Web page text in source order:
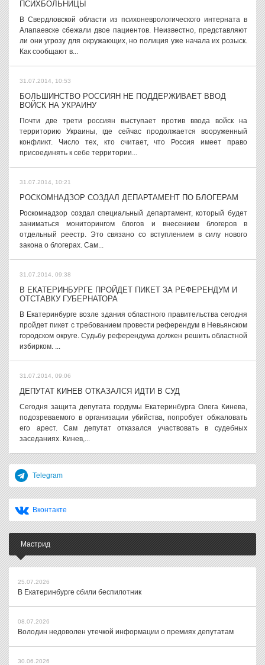
ПСИХБОЛЬНИЦЫ
В Свердловской области из психоневрологического интерната в
Алапаевске сбежали двое пациентов. Неизвестно, представляют
ли они угрозу для окружающих, но полиция уже начала их розыск.
Как сообщают в...
31.07.2014, 10:53
БОЛЬШИНСТВО РОССИЯН НЕ ПОДДЕРЖИВАЕТ ВВОД
ВОЙСК НА УКРАИНУ
Почти две трети россиян выступает против ввода войск на
территорию Украины, где сейчас продолжается вооруженный
конфликт. Число тех, кто считает, что Россия имеет право
присоединять к себе территории...
31.07.2014, 10:21
РОСКОМНАДЗОР СОЗДАЛ ДЕПАРТАМЕНТ ПО БЛОГЕРАМ
Роскомнадзор создал специальный департамент, который будет
заниматься мониторингом блогов и внесением блогеров в
отдельный реестр. Это связано со вступлением в силу нового
закона о блогерах. Сам...
31.07.2014, 09:38
В ЕКАТЕРИНБУРГЕ ПРОЙДЕТ ПИКЕТ ЗА РЕФЕРЕНДУМ И
ОТСТАВКУ ГУБЕРНАТОРА
В Екатеринбурге возле здания областного правительства сегодня
пройдет пикет с требованием провести референдум в Невьянском
городском округе. Судьбу референдума должен решить областной
избирком. ...
31.07.2014, 09:06
ДЕПУТАТ КИНЕВ ОТКАЗАЛСЯ ИДТИ В СУД
Сегодня защита депутата гордумы Екатеринбурга Олега Кинева,
подозреваемого в организации убийства, попробует обжаловать
его арест. Сам депутат отказался участвовать в судебных
заседаниях. Кинев,...
Telegram
Вконтакте
Мастрид
25.07.2026
В Екатеринбурге сбили беспилотник
08.07.2026
Володин недоволен утечкой информации о премиях депутатам
30.06.2026